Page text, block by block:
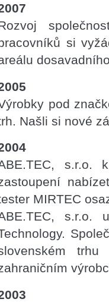
si
pod
Našli si nové
s.r.o.
MIRTEC
s.r.o.